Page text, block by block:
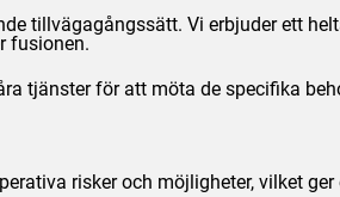
tillvägagångssätt. Vi erbjuder ett
fusionen.
tjänster för att möta de specifika
risker och möjligheter, vilket